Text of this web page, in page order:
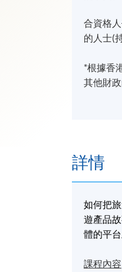
合資格
的人士(
*根據香
其他財
詳情
如何把
遊產品
體的平
課程內容